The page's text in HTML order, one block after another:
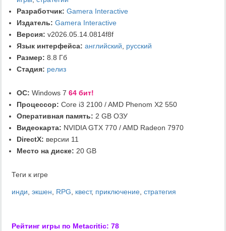
Разработчик: Gamera Interactive
Издатель: Gamera Interactive
Версия: v2026.05.14.0814f8f
Язык интерфейса: английский
русский
Размер: 8.8 Гб
Стадия: релиз
ОС: Windows 7 64 бит!
Процессор: Core i3 2100 / AMD Phenom X2 550
Оперативная память: 2 GB ОЗУ
Видеокарта: NVIDIA GTX 770 / AMD Radeon 7970
DirectX: версии 11
Место на диске: 20 GB
Теги к игре
инди экшен RPG квест, приключение стратегия
Рейтинг игры по Metacritic: 78